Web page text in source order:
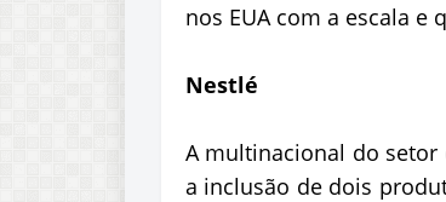
nos EUA com a escala e
Nestlé
A multinacional do
a inclusão de dois